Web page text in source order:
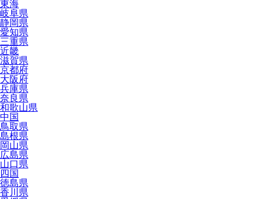
東海
岐阜県
静岡県
愛知県
三重県
近畿
滋賀県
京都府
大阪府
兵庫県
奈良県
和歌山県
中国
鳥取県
島根県
岡山県
広島県
山口県
四国
徳島県
香川県